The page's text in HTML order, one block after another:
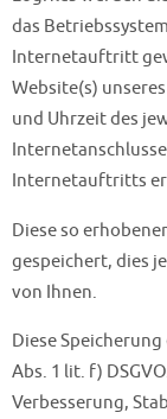
das
Internetauftritt
Website(s)
und Uhrzeit des
Internetauftritts
Diese so
gespeichert, dies
von Ihnen.
Diese
Abs. 1 lit. f)
Verbesserung,